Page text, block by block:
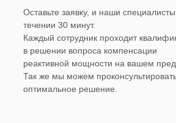
Оставьте заявку, и наши
течении 30 минут.
Каждый сотрудник проходит
в решении вопроса компенсации
реактивной мощности на вашем
Так же мы можем
оптимальное решение.